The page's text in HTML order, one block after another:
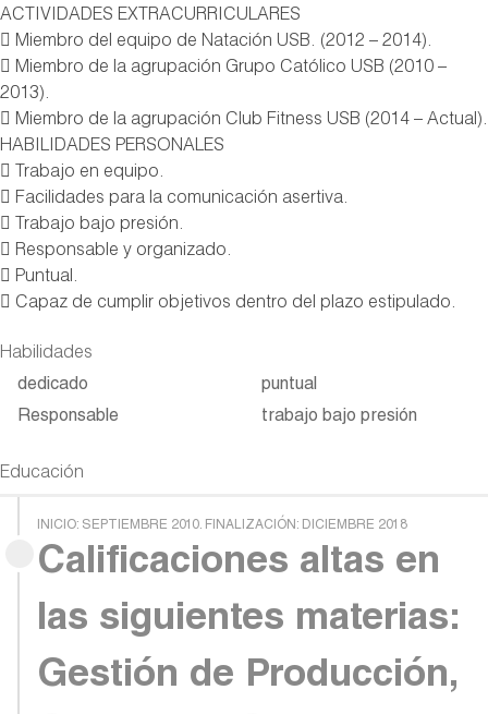
ACTIVIDADES EXTRACURRICULARES
 Miembro del equipo de Natación USB. (2012 – 2014).
 Miembro de la agrupación Grupo Católico USB (2010 –
2013).
 Miembro de la agrupación Club Fitness USB (2014 – Actual).
HABILIDADES PERSONALES
 Trabajo en equipo.
 Facilidades para la comunicación asertiva.
 Trabajo bajo presión.
 Responsable y organizado.
 Puntual.
 Capaz de cumplir objetivos dentro del plazo estipulado.
Habilidades
dedicado
puntual
Responsable
trabajo bajo presión
Educación
INICIO: SEPTIEMBRE 2010. FINALIZACIÓN: DICIEMBRE 2018
Calificaciones altas en
las siguientes materias:
Gestión de Producción,